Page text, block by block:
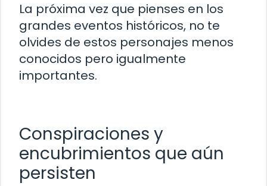
La próxima vez que pienses en los
grandes eventos históricos, no te
olvides de estos personajes menos
conocidos pero igualmente
importantes.
Conspiraciones y
encubrimientos que aún
persisten